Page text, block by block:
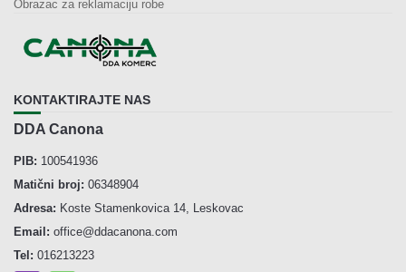
Obrazac za reklamaciju robe
KONTAKTIRAJTE NAS
DDA Canona
PIB: 100541936
Matični broj: 06348904
Adresa: Koste Stamenkovica 14, Leskovac
Email: office@ddacanona.com
Tel: 016213223